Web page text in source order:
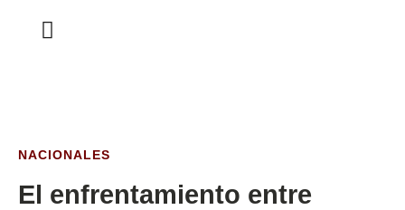
NACIONALES
El enfrentamiento entre